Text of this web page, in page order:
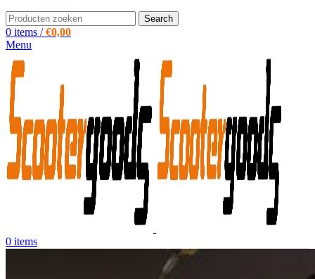
Search
0 items / €0,00
Menu
0 items